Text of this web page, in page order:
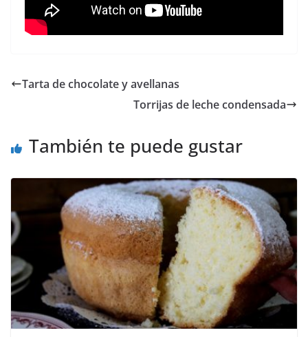
Tarta de chocolate y avellanas
Torrijas de leche condensada
También te puede gustar